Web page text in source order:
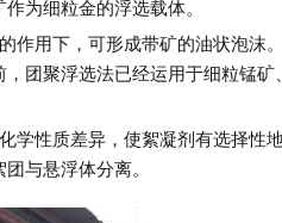
为细粒金的浮选载体。
作用下，可形成带矿的油状泡沫
团聚浮选法已经运用于细粒锰
学性质差异，使絮凝剂有选择性
与悬浮体分离。